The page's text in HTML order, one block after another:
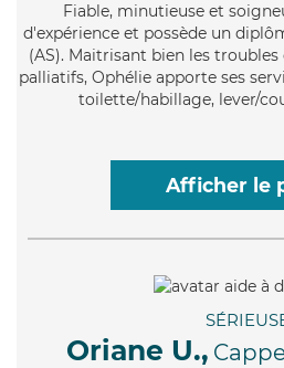
Fiable, minutieuse et
d'expérience et possède un
(AS). Maitrisant bien les
palliatifs, Ophélie apporte ses
toilette/habillage, lever/
Afficher le
Oriane U.,